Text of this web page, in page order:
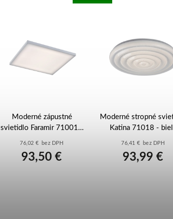
Moderné zápustné
svietidlo Faramir 71001 -
76,02 € bez DPH
93,50 €
Moderné stropné
Katina 71018 -
76,41 € bez DPH
93,99 €